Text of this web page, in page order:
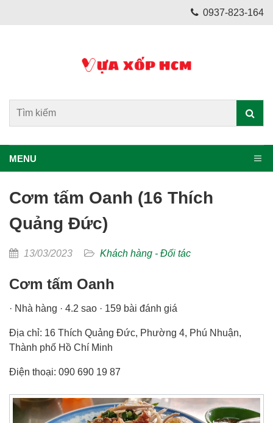
0937-823-164
MENU
Cơm tấm Oanh (16 Thích
Quảng Đức)
13/03/2023 Khách hàng - Đối tác
Cơm tấm Oanh
· Nhà hàng · 4.2 sao · 159 bài đánh giá
Địa chỉ: 16 Thích Quảng Đức, Phường 4, Phú Nhuận,
Thành phố Hồ Chí Minh
Điện thoại: 090 690 19 87